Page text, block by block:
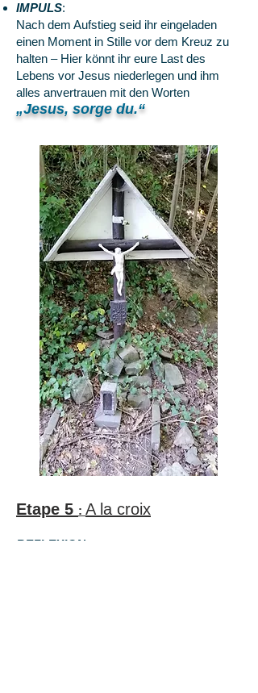
IMPULS:
Nach dem Aufstieg seid ihr eingeladen
einen Moment in Stille vor dem Kreuz zu
halten – Hier könnt ihr eure Last des
Lebens vor Jesus niederlegen und ihm
alles anvertrauen mit den Worten
„Jesus, sorge du.“
Etape 5 : A la croix
REFLEXION